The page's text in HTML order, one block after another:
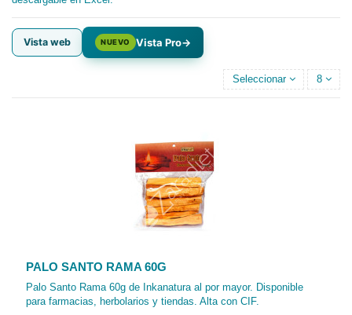
Vista web NUEVO Vista Pro→
Seleccionar 8
PALO SANTO RAMA 60G
Palo Santo Rama 60g de Inkanatura al por mayor. Disponible
para farmacias, herbolarios y tiendas. Alta con CIF.